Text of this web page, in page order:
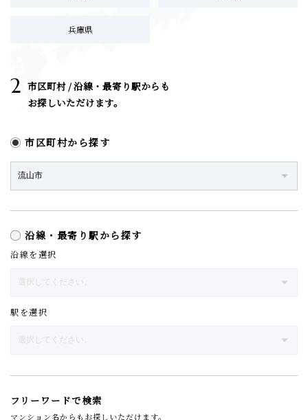
兵庫県
2 市区町村 / 沿線・最寄り駅からも
お探しいただけます。
市区町村から探す
沿線・最寄り駅から探す
沿線を選択
駅を選択
フリーワードで検索
マンション名からもお探しいただけます。